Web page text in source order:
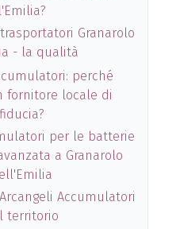
Granarolo
- la qualità
perché
fornitore locale di
fiducia?
per le batterie
a Granarolo
Accumulatori
territorio